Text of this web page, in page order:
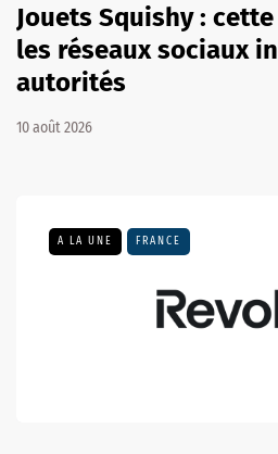
Jouets Squishy :
les réseaux sociaux
autorités
10 août 2026
A LA UNE FRANCE